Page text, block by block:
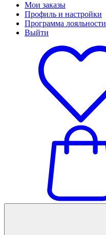
Мои заказы
Профиль и настройки
Программа лояльности
Выйти